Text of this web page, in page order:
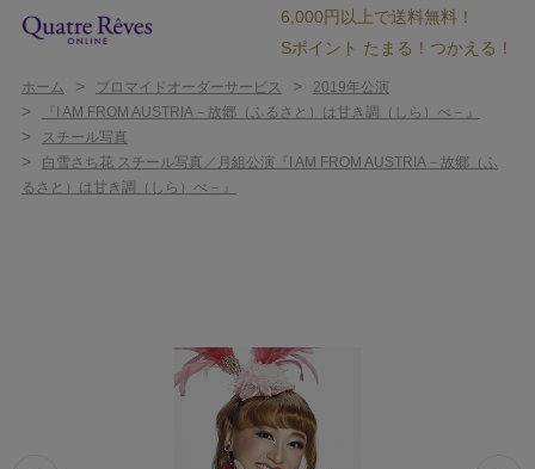
6,000円以上で送料無料！
Sポイント たまる！つかえる！
ホーム > ブロマイドオーダーサービス > 2019年公演
> 『I AM FROM AUSTRIA－故郷（ふるさと）は甘き調（しら）べ－』
> スチール写真
>
白雪さち花 スチール写真／月組公演『I AM FROM AUSTRIA－故郷（ふ
るさと）は甘き調（しら）べ－』